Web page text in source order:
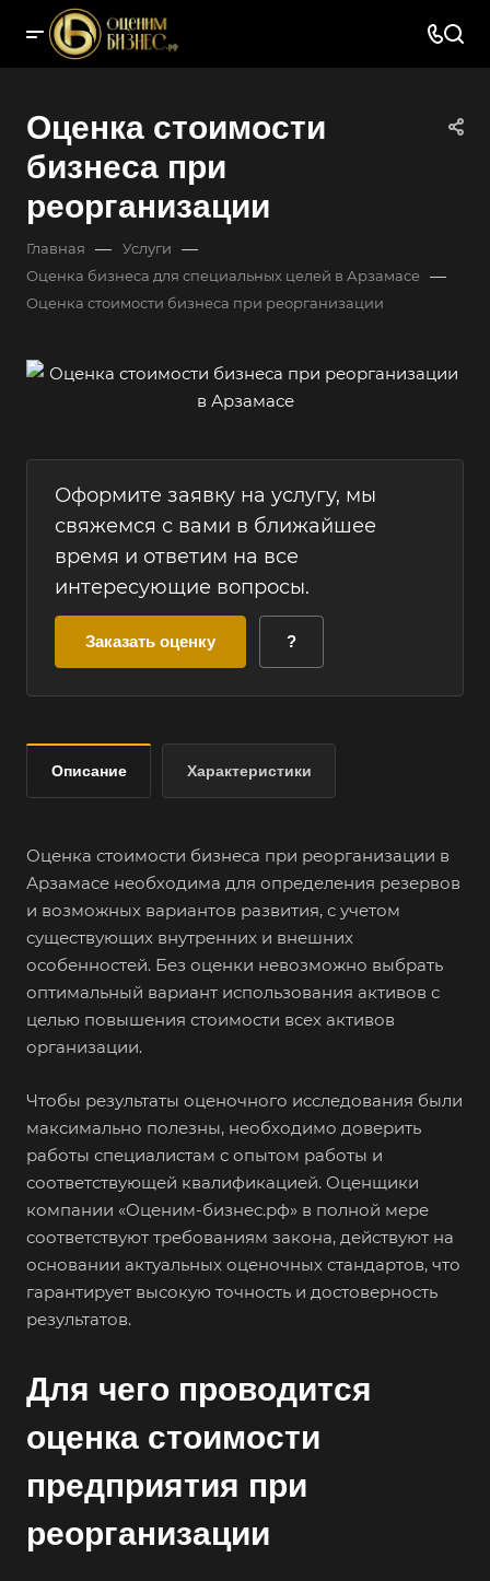
Оценка стоимости
бизнеса при
реорганизации
Главная — Услуги —
Оценка бизнеса для специальных целей в Арзамасе —
Оценка стоимости бизнеса при реорганизации
Оформите заявку на услугу, мы
свяжемся с вами в ближайшее
время и ответим на все
интересующие вопросы.
Заказать оценку ?
Описание Характеристики
Оценка стоимости бизнеса при реорганизации в
Арзамасе необходима для определения резервов
и возможных вариантов развития, с учетом
существующих внутренних и внешних
особенностей. Без оценки невозможно выбрать
оптимальный вариант использования активов с
целью повышения стоимости всех активов
организации.
Чтобы результаты оценочного исследования были
максимально полезны, необходимо доверить
работы специалистам с опытом работы и
соответствующей квалификацией. Оценщики
компании «Оценим-бизнес.рф» в полной мере
соответствуют требованиям закона, действуют на
основании актуальных оценочных стандартов, что
гарантирует высокую точность и достоверность
результатов.
Для чего проводится
оценка стоимости
предприятия при
реорганизации